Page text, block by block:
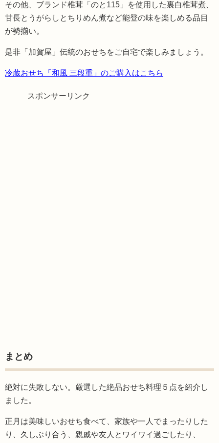
その他、ブランド椎茸「のと115」を使用した裏白椎茸煮、
甘長とうがらしとちりめん煮など能登の味を楽しめる品目
が勢揃い。
是非「加賀屋」伝統のおせちをご自宅で楽しみましょう。
冷蔵おせち「和風 三段重」のご購入はこちら
スポンサーリンク
まとめ
絶対に失敗しない。厳選した絶品おせち料理５点を紹介し
ました。
正月は美味しいおせち食べて、家族や一人でまったりした
り、久しぶり合う、親戚や友人とワイワイ過ごしたり、